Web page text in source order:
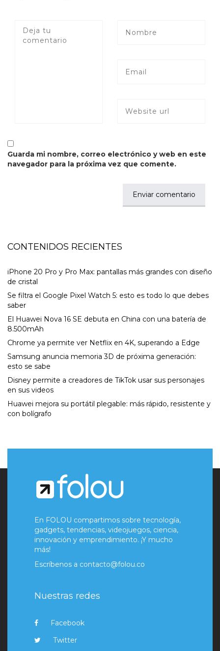
Guarda mi nombre, correo electrónico y web en este
navegador para la próxima vez que comente.
CONTENIDOS RECIENTES
iPhone 20 Pro y Pro Max: pantallas más grandes con diseño
de cristal
Se filtra el Google Pixel Watch 5: esto es todo lo que debes
saber
El Huawei Nova 16 SE debuta en China con una batería de
8.500mAh
Chrome ya permite ver Netflix en 4K, superando a Edge
Samsung anuncia memoria 3D de próxima generación:
esto se sabe
Disney permite a creadores de TikTok usar sus personajes
en sus videos
Huawei mejora su portátil plegable: más rápido, resistente y
con bolígrafo
En FOLOU compartimos sobre tecnología,
gadgets, tendencias, videojuegos, ciencia,
innovación y emprendimiento. ¡Y mucho
más!
Escríbenos a contacto@folou.co
Nuestras redes
Facebook
Twitter